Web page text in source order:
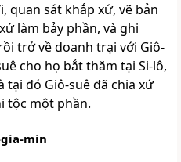
quan sát khắp xứ, vẽ bản
làm bảy phần, và ghi
trở về doanh trại với Giô-
cho họ bắt thăm tại Si-lô,
tại đó Giô-suê đã chia xứ
tộc một phần.
gia-min